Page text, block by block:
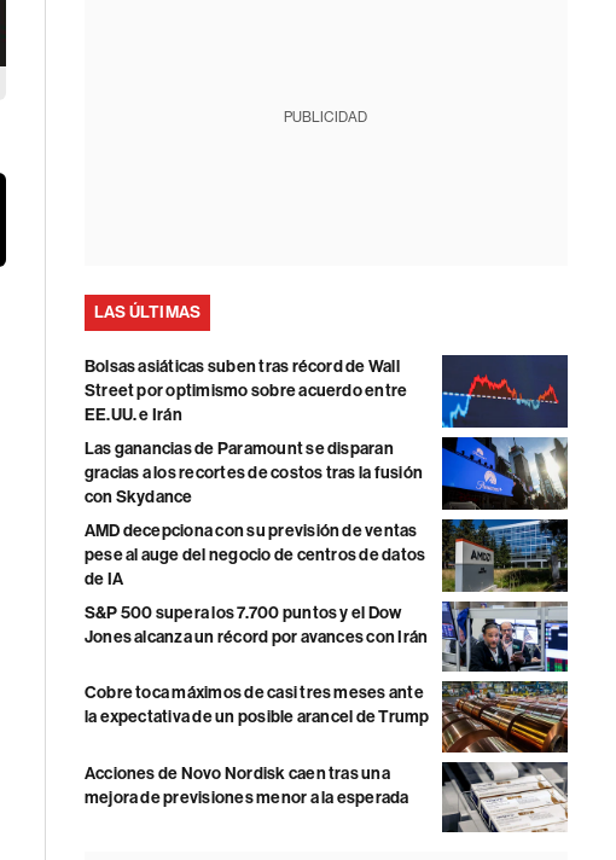
PUBLICIDAD
LAS ÚLTIMAS
Bolsas asiáticas suben tras récord de Wall
Street por optimismo sobre acuerdo entre
EE.UU. e Irán
Las ganancias de Paramount se disparan
gracias a los recortes de costos tras la fusión
con Skydance
AMD decepciona con su previsión de ventas
pese al auge del negocio de centros de datos
de IA
S&P 500 supera los 7.700 puntos y el Dow
Jones alcanza un récord por avances con Irán
Cobre toca máximos de casi tres meses ante
la expectativa de un posible arancel de Trump
Acciones de Novo Nordisk caen tras una
mejora de previsiones menor a la esperada